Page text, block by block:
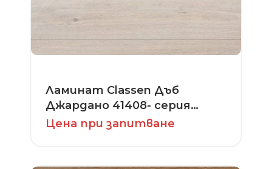
Ламинат Classen Дъб
Джардано 41408- серия
1Floor Original
Цена при запитване